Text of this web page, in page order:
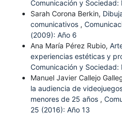
Comunicación y Sociedad:
Sarah Corona Berkin,
comunicativos ,
(2009): Año 6
Ana María Pérez Rubio,
experiencias estéticas y
Comunicación y Sociedad:
Manuel Javier Callejo
la audiencia de
menores de 25 años ,
25 (2016): Año 13